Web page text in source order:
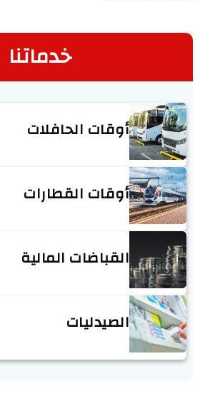
خدماتنا
أوقات الحافلات
أوقات القطارات
القباضات المالية
الصيدليات